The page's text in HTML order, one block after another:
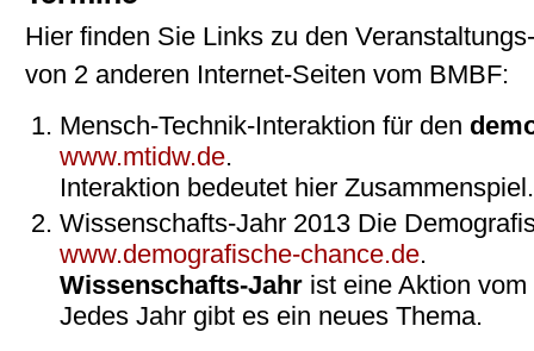
Hier finden Sie Links zu den
von 2 anderen Internet-Seiten vom BMBF:
Mensch-Technik-Interaktion für den
www.mtidw.de.
Interaktion bedeutet hier Zusammenspiel.
Wissenschafts-Jahr 2013 Die
www.demografische-chance.de.
Wissenschafts-Jahr ist eine Aktion vom
Jedes Jahr gibt es ein neues Thema.